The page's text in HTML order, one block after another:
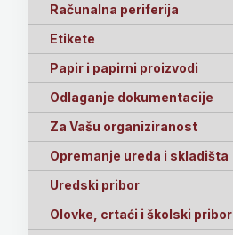
Računalna periferija
Etikete
Papir i papirni proizvodi
Odlaganje dokumentacije
Za Vašu organiziranost
Opremanje ureda i skladišta
Uredski pribor
Olovke, crtaći i školski pribor